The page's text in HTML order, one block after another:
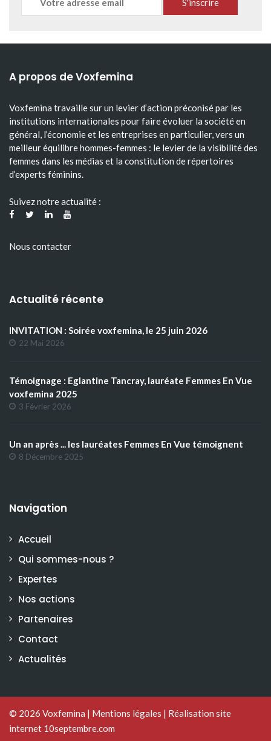
A propos de Voxfemina
Voxfemina travaille sur un levier d’action préconisé par les
institutions internationales pour faire évoluer la société en
général, l’économie et les entreprises en particulier, vers un
meilleur équilibre hommes-femmes : le levier de la visibilité des
femmes dans les médias et la constitution de répertoires
d’experts féminins.
Suivez notre actualité :
Nous contacter
Actualité récente
INVITATION : Soirée voxfemina, le 25 juin 2026
22 Mai 2026
Témoignage : Eglantine Tancray, lauréate Femmes En Vue
voxfemina 2025
3 Février 2026
Un an après ... les lauréates Femmes En Vue témoignent
8 Décembre 2025
Navigation
Accueil
Qui sommes-nous ?
Expertes
Nos actions
Partenaires
Contact
Actualités
© 2026 Voxfemina | Mentions légales | Réalisation site
internet 10septembre.com